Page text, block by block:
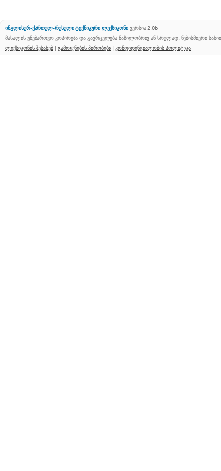
ინგლისურ-ქართულ-რუსული ტექნიკური ლექსიკონი ვერსია 2.0b
მასალის უნებართვო კოპირება და გავრცელება ნაწილობრივ ან სრულად, ნებისმიერი
ლექსიკონის შესახებ | გამოყენების პირობები | კონფიდენციალობის პოლიტიკა